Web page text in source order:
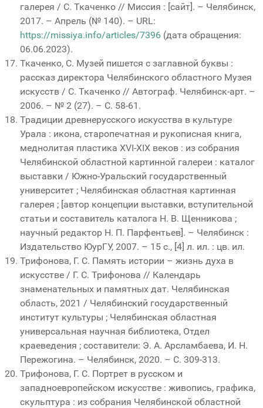
галерея / С. Ткаченко // Миссия : [сайт]. – Челябинск,
2017. – Апрель (№ 140). – URL:
https://missiya.info/articles/7396 (дата обращения:
06.06.2023).
Ткаченко, С. Музей пишется с заглавной буквы :
рассказ директора Челябинского областного Музея
искусств / С. Ткаченко // Автограф. Челябинск-арт. –
2006. – № 2 (27). – С. 58-61.
Традиции древнерусского искусства в культуре
Урала : икона, старопечатная и рукописная книга,
меднолитая пластика XVI-XIX веков : из собрания
Челябинской областной картинной галереи : каталог
выставки / Южно-Уральский государственный
университет ; Челябинская областная картинная
галерея ; [автор концепции выставки, вступительной
статьи и составитель каталога Н. В. Щенникова ;
научный редактор Н. П. Парфентьев]. – Челябинск :
Издательство ЮурГУ, 2007. – 15 с., [4] л. ил. : цв. ил.
Трифонова, Г. С. Память истории – жизнь духа в
искусстве / Г. С. Трифонова // Календарь
знаменательных и памятных дат. Челябинская
область, 2021 / Челябинский государственный
институт культуры ; Челябинская областная
универсальная научная библиотека, Отдел
краеведения ; составители: Э. А. Арсламбаева, И. Н.
Пережогина. – Челябинск, 2020. – С. 309-313.
Трифонова, Г. С. Портрет в русском и
западноевропейском искусстве : живопись, графика,
скульптура : из собрания Челябинской областной